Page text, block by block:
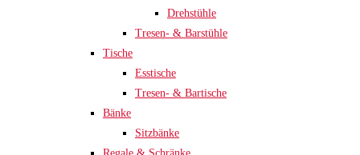
Drehstühle
Tresen- & Barstühle
Tische
Esstische
Tresen- & Bartische
Bänke
Sitzbänke